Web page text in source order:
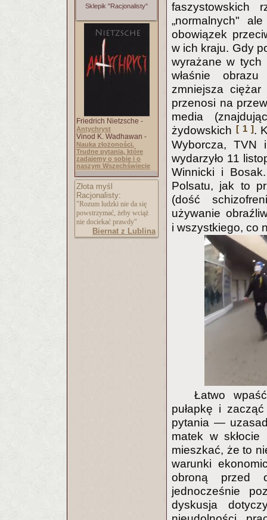
Sklepik "Racjonalisty"
Friedrich Nietzsche -
Antychryst
Vinod K. Wadhawan -
Nauka złożoności.
Trudne pytania, które
zadajemy o sobie i o
naszym Wszechświecie
Złota myśl
Racjonalisty:
"Rozum ludzki nie da się
powstrzymać, żeby wciąż
nie dociekać prawdy"
Biernat z Lublina
faszystowskich
„normalnych"
obowiązek
w ich kraju. Gdy
wyrażane w tych
właśnie
zmniejsza
przenosi na
media
żydowskich [ 1 ].
Wyborcza, TVN
wydarzyło 11
Winnicki i
Polsatu, jak to
(dość
używanie
i wszystkiego, co
Łatwo
pułapkę i
pytania —
matek w
mieszkać, że to
warunki
obroną przed
jednocześnie
dyskusja